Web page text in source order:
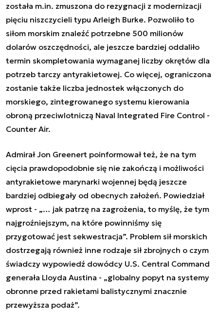
została m.in. zmuszona do rezygnacji z modernizacji
pięciu niszczycieli typu Arleigh Burke. Pozwoliło to
siłom morskim znaleźć potrzebne 500 milionów
dolarów oszczędności, ale jeszcze bardziej oddaliło
termin skompletowania wymaganej liczby okrętów dla
potrzeb tarczy antyrakietowej. Co więcej, ograniczona
zostanie także liczba jednostek włączonych do
morskiego, zintegrowanego systemu kierowania
obroną przeciwlotniczą Naval Integrated Fire Control -
Counter Air.
Admirał Jon Greenert poinformował też, że na tym
cięcia prawdopodobnie się nie zakończą i możliwości
antyrakietowe marynarki wojennej będą jeszcze
bardziej odbiegały od obecnych założeń. Powiedział
wprost - „… jak patrzę na zagrożenia, to myślę, że tym
najgroźniejszym, na które powinniśmy się
przygotować jest sekwestracja”. Problem sił morskich
dostrzegają również inne rodzaje sił zbrojnych o czym
świadczy wypowiedź dowódcy U.S. Central Command
generała Lloyda Austina - „globalny popyt na systemy
obronne przed rakietami balistycznymi znacznie
przewyższa podaż”.